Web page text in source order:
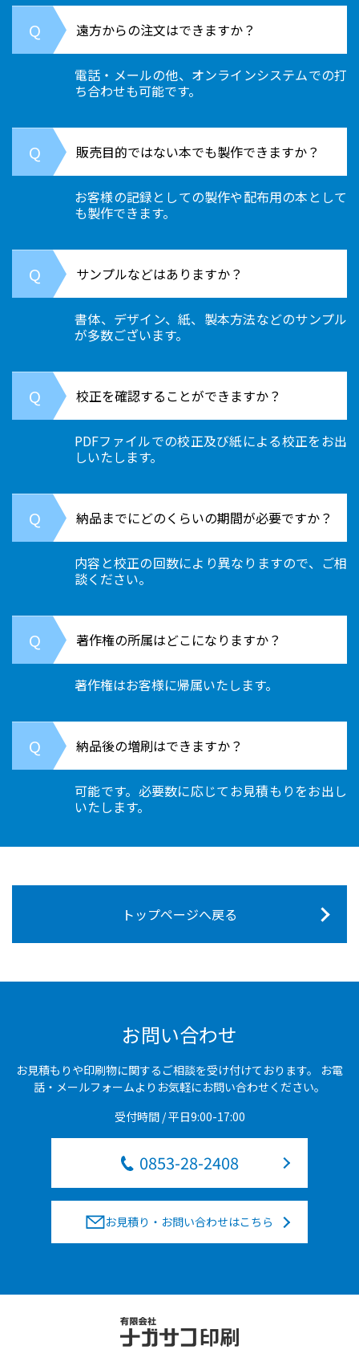
遠方からの注文はできますか？
電話・メールの他、オンラインシステムでの打
ち合わせも可能です。
販売目的ではない本でも製作できますか？
お客様の記録としての製作や配布用の本として
も製作できます。
サンプルなどはありますか？
書体、デザイン、紙、製本方法などのサンプル
が多数ございます。
校正を確認することができますか？
PDFファイルでの校正及び紙による校正をお出
しいたします。
納品までにどのくらいの期間が必要ですか？
内容と校正の回数により異なりますので、ご相
談ください。
著作権の所属はどこになりますか？
著作権はお客様に帰属いたします。
納品後の増刷はできますか？
可能です。必要数に応じてお見積もりをお出し
いたします。
トップページへ戻る
お問い合わせ
お見積もりや印刷物に関するご相談を受け付けております。
お電
話・メールフォームよりお気軽にお問い合わせください。
受付時間 / 平日9:00-17:00
0853-28-2408
お見積り・お問い合わせはこちら